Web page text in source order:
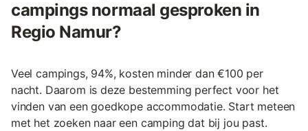
campings normaal gesproken in
Regio Namur?
Veel campings, 94%, kosten minder dan €100 per
nacht. Daarom is deze bestemming perfect voor het
vinden van een goedkope accommodatie. Start meteen
met het zoeken naar een camping dat bij jou past.